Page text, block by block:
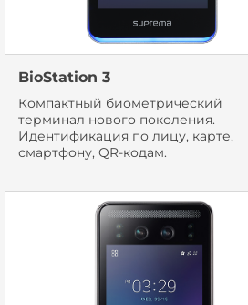
BioStation 3
Компактный биометрический
терминал нового поколения.
Идентификация по лицу, карте,
смартфону, QR-кодам.